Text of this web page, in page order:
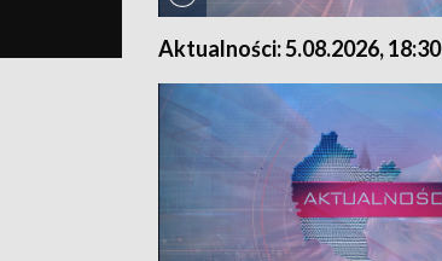
Aktualności: 5.08.2026, 18:30